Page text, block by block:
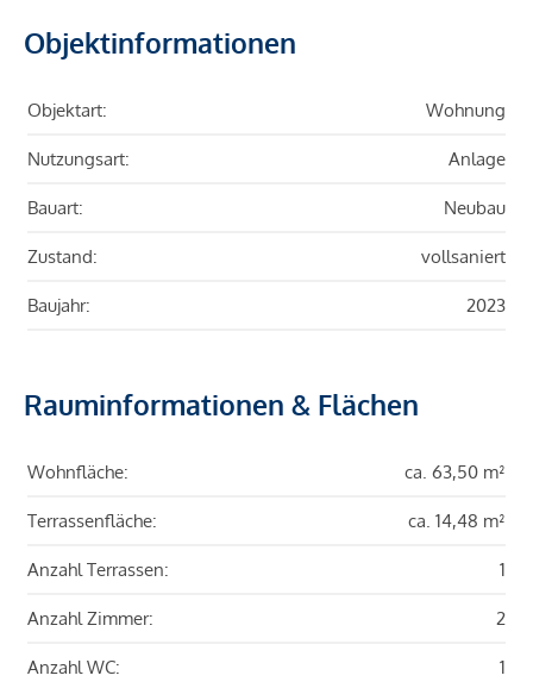
Objektinformationen
Objektart: Wohnung
Nutzungsart: Anlage
Bauart: Neubau
Zustand: vollsaniert
Baujahr: 2023
Rauminformationen & Flächen
Wohnfläche: ca. 63,50 m²
Terrassenfläche: ca. 14,48 m²
Anzahl Terrassen: 1
Anzahl Zimmer: 2
Anzahl WC: 1